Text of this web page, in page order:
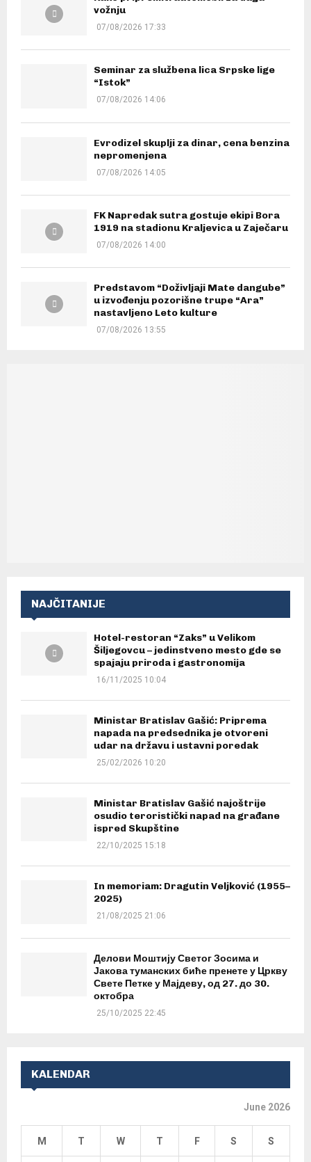
vožnju
07/08/2026 17:33
Seminar za službena lica Srpske lige
“Istok”
07/08/2026 14:06
Evrodizel skuplji za dinar, cena benzina
nepromenjena
07/08/2026 14:05
FK Napredak sutra gostuje ekipi Bora
1919 na stadionu Kraljevica u Zaječaru
07/08/2026 14:00
Predstavom “Doživljaji Mate dangube”
u izvođenju pozorišne trupe “Ara”
nastavljeno Leto kulture
07/08/2026 13:55
NAJČITANIJE
Hotel-restoran “Zaks” u Velikom
Šiljegovcu – jedinstveno mesto gde se
spajaju priroda i gastronomija
16/11/2025 10:04
Ministar Bratislav Gašić: Priprema
napada na predsednika je otvoreni
udar na državu i ustavni poredak
25/02/2026 10:20
Ministar Bratislav Gašić najoštrije
osudio teroristički napad na građane
ispred Skupštine
22/10/2025 15:18
In memoriam: Dragutin Veljković (1955–
2025)
21/08/2025 21:06
Делови Моштију Светог Зосима и
Јакова туманских биће пренете у Цркву
Свете Петке у Мајдеву, од 27. до 30.
октобра
25/10/2025 22:45
KALENDAR
June 2026
M T W T F S S